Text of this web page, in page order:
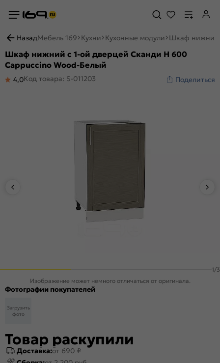
НазадМебель 169 Кухни Кухонные модули Шкаф нижний
Шкаф нижний с 1-ой дверцей Сканди Н 600
Cappuccino Wood-Белый
4,0Код товара: S-011203 Поделиться
1/3
Изображение может немного отличаться от оригинала.
Фотографии покупателей
Загрузить
фото
Товар раскупили
Доставка:от 690 ₽